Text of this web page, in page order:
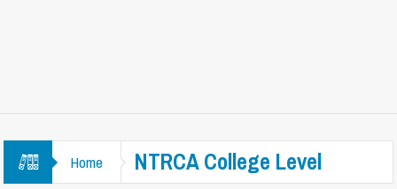
Home NTRCA College Level